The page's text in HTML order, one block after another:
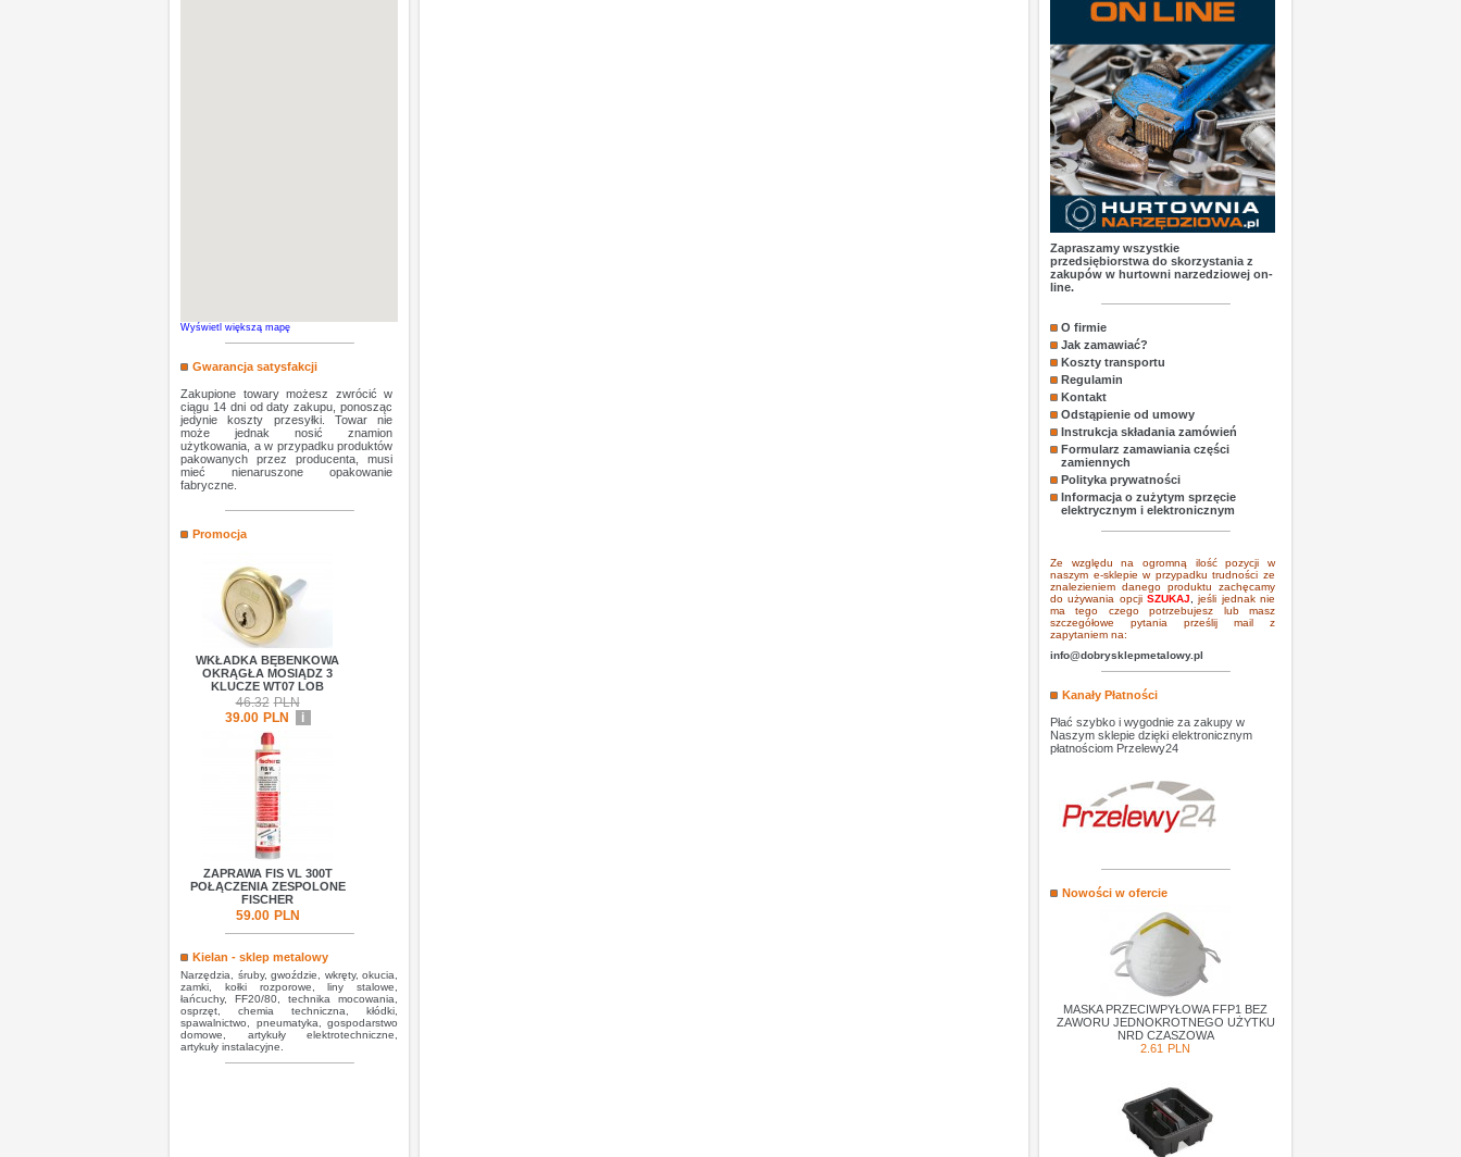
Wyświetl większą mapę
Gwarancja satysfakcji
Zakupione towary możesz zwrócić w
ciągu 14 dni od daty zakupu, ponosząc
jedynie koszty przesyłki. Towar nie
może jednak nosić znamion
użytkowania, a w przypadku produktów
pakowanych przez producenta, musi
mieć nienaruszone opakowanie
fabryczne.
Promocja
WKŁADKA BĘBENKOWA
OKRĄGŁA MOSIĄDZ 3
KLUCZE WT07 LOB
46.32 PLN
39.00 PLN i
ZAPRAWA FIS VL 300T
POŁĄCZENIA ZESPOLONE
FISCHER
59.00 PLN
Kielan - sklep metalowy
Narzędzia, śruby, gwoździe, wkręty, okucia,
zamki, kołki rozporowe, liny stalowe,
łańcuchy, FF20/80, technika mocowania,
osprzęt, chemia techniczna, kłódki,
spawalnictwo, pneumatyka, gospodarstwo
domowe, artykuły elektrotechniczne,
artykuły instalacyjne.
Zapraszamy wszystkie
przedsiębiorstwa do skorzystania z
zakupów w hurtowni narzedziowej on-
line.
O firmie
Jak zamawiać?
Koszty transportu
Regulamin
Kontakt
Odstąpienie od umowy
Instrukcja składania zamówień
Formularz zamawiania części
zamiennych
Polityka prywatności
Informacja o zużytym sprzęcie
elektrycznym i elektronicznym
Ze względu na ogromną ilość pozycji w
naszym e-sklepie w przypadku trudności ze
znalezieniem danego produktu zachęcamy
do używania opcjiSZUKAJ ,jeśli jednak nie
ma tego czego potrzebujesz lub masz
szczegółowe pytania prześlij mail z
zapytaniem na:
info@dobrysklepmetalowy.pl
Kanały Płatności
Płać szybko i wygodnie za zakupy w
Naszym sklepie dzięki elektronicznym
płatnościom Przelewy24
Nowości w ofercie
MASKA PRZECIWPYŁOWA FFP1 BEZ
ZAWORU JEDNOKROTNEGO UŻYTKU
NRD CZASZOWA
2.61 PLN